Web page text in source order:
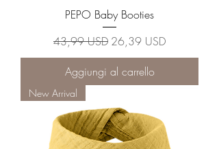
PEPO Baby Booties
Prezzo regolare
43,99 USD Prezzo scontato
26,39 USD
Aggiungi al carrello
New Arrival